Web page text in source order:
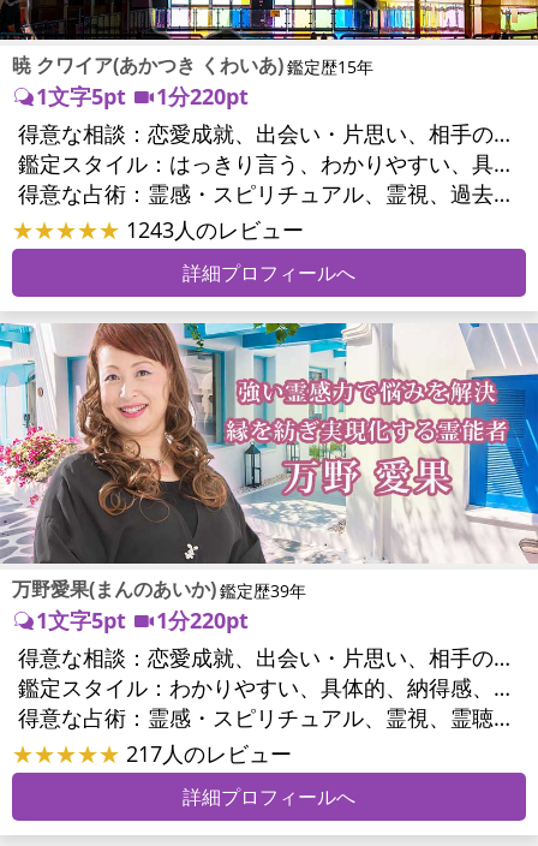
暁 クワイア(あかつき くわいあ)鑑定歴15年
1文字5pt
1分220pt
得意な相談：
恋愛成就、出会い・片思い、相手の気持ち、相性、結婚、男心・女心、二人の今後、複雑な恋愛、三角関係、略奪愛、浮気、不倫、離婚、人間関係、職場の人間関係、対人関係、仕事運、適職、天職、転職、進路、就職、人生全般、使命、人事、開業、廃業、夢、目標、ビジネスチャンス、ビジネスパートナー、家族関係、夫婦関係、家庭問題、夫婦問題、精神問題、ストレス、人生相談、ご先祖様、守護霊様、お墓参り、魂の本質、前世、来世、ペットの気持ち、引越し・転居、方位、健康運、金運
鑑定スタイル：
はっきり言う、わかりやすい、具体的、納得感、情報量が多い、友達のように相談できる、聞き上手、とても話しやすい、じっくり聞いてくれる、愛にあふれ温かい、勇気をくれる、前向き・元気になれる、実力派
得意な占術：
霊感・スピリチュアル、霊視、過去視、前世・来世、オーラ、ソウルメイト、ペットの気持ち、タロット、オラクルカード、姓名判断、四柱推命、占星術、数秘術、カラー診断、陰陽五行、人相(顔相)、カウンセリング、オリジナル占術
★★★★★ 1243人のレビュー
詳細プロフィールへ
万野愛果(まんのあいか)鑑定歴39年
1文字5pt
1分220pt
得意な相談：
恋愛成就、出会い・片思い、相手の気持ち、相性、縁結び、結婚、男心・女心、二人の今後、複雑な恋愛、三角関係、略奪愛、浮気、不倫、復活愛、復縁、離婚、同性愛・LGBT、人間関係、職場の人間関係、対人関係、仕事運、適職、天職、転職、進路、就職、人生全般、使命、経営相談、人事、開業、廃業、夢、目標、ビジネスチャンス、ビジネスパートナー、パワーハラスメント、セクシャルハラスメント、家族関係、夫婦関係、家庭問題、夫婦問題、親族問題、育児・子育て、シングルマザー、ドメスティックバイオレンス、相続関係、美容、精神問題、心の問題、うつ、ストレス、いじめ、人生相談、霊的問題、ご先祖様、守護霊様、お墓参り、魂の本質、前世、来世、夢診断、ペットの気持ち、ペット交信、ペットへのヒーリング、パワーストーン選択、引越し・転居、方位、開運指導、健康運、金銭トラブル、ご近所問題、縁切り
鑑定スタイル：
わかりやすい、具体的、納得感、友達のように相談できる、聞き上手、とても話しやすい、じっくり聞いてくれる、愛にあふれ温かい、勇気をくれる、前向き・元気になれる、実力派
得意な占術：
霊感・スピリチュアル、霊視、霊聴、未来予知、前世・来世、守護霊対話、波動修正、オーラ、エネルギー調整、ソウルメイト、チャネリング、ペットの気持ち、タロット、オラクルカード、風水、姓名判断、九星気学、四柱推命、数秘術、カラー診断、夢診断、易学、手相、人相(顔相)、祈祷、祈願、縁結び、除霊、縁切り、パワーストーン、水晶、サイコロ、ヒーリング、レイキ、カウンセリング、オリジナル占術
★★★★★ 217人のレビュー
詳細プロフィールへ